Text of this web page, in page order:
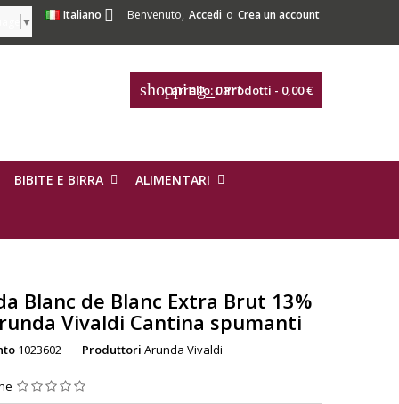
Benvenuto, Accedi o Crea un account
Italiano 
▼
shopping_cart
Carrello:0Prodotti - 0,00 €
BIBITE E BIRRA ALIMENTARI
Blanc de Blanc Extra Brut 13%
Vivaldi Cantina spumanti
1023602 Produttori Arunda Vivaldi